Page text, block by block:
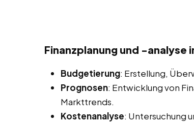
Finanzplanung und -analyse
Budgetierung: Erstellung,
Prognosen: Entwicklung von
Markttrends.
Kostenanalyse: Untersuchung